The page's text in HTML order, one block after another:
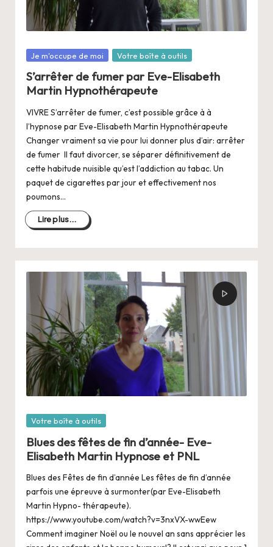
n
g
e
r
s
a
V
ie
Posté
Je m'occupe de moi Votre boîte à outils
S’arrêter de fumer par Eve-Elisabeth
Martin Hypnothérapeute
VIVRE S’arrêter de fumer, c’est possible grâce à à
l’hypnose par Eve-Elisabeth Martin Hypnothérapeute
Changer vraiment sa vie pour lui donner plus d’air: arrêter
de fumer Il faut divorcer, se séparer définitivement de
cette habitude nuisible qu’est l’addiction au tabac. Un
paquet de cigarettes par jour et effectivement nos
poumons…
Lire plus...
Posté
Votre boîte à outils
Blues des fêtes de fin d’année- Eve-
Elisabeth Martin Hypnose et PNL
Blues des Fêtes de fin d’année Les fêtes de fin d’année
parfois une épreuve à surmonter(par Eve-Elisabeth
Martin Hypno- thérapeute).
https://www.youtube.com/watch?v=3nxVX-wwEew
Comment imaginer Noël ou le nouvel an sans apprécier les